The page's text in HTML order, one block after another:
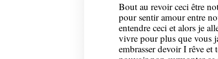
Bout au revoir ceci être
pour sentir amour entre
entendre ceci et alors je
vivre pour plus que vous
embrasser devoir I rêve